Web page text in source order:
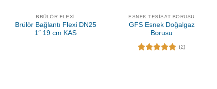
BRÜLÖR FLEXI
Brülör Bağlantı Flexi DN25
1″ 19 cm KAS
ESNEK TESISAT BORUSU
GFS Esnek Doğalgaz
Borusu
(2)